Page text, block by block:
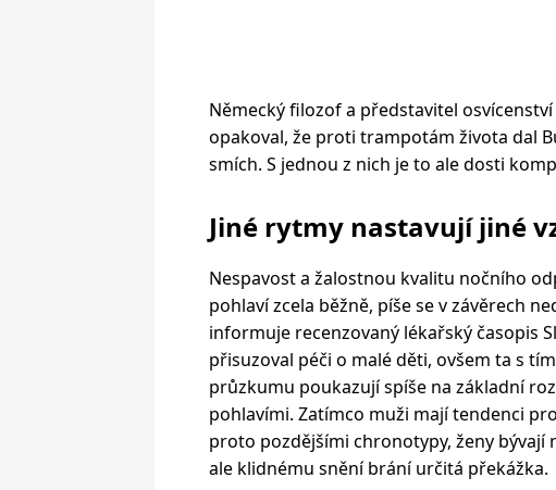
Německý filozof a představitel
opakoval, že proti trampotám života dal
smích. S jednou z nich je to ale dosti
Jiné rytmy nastavují jiné
Nespavost a žalostnou kvalitu nočního
pohlaví zcela běžně, píše se v závěrech
informuje recenzovaný lékařský časopis
přisuzoval péči o malé děti, ovšem ta s
průzkumu poukazují spíše na základní
pohlavími. Zatímco muži mají tendenci
proto pozdějšími chronotypy, ženy bývají
ale klidnému snění brání určitá překážka.